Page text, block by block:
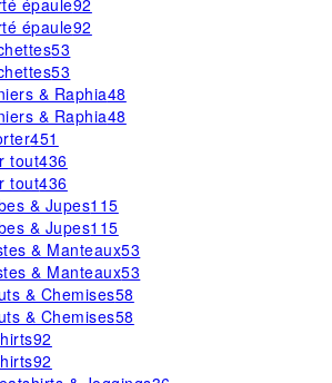
épaule92
épaule92
53
53
& Raphia48
& Raphia48
451
tout436
tout436
& Jupes115
& Jupes115
& Manteaux53
& Manteaux53
& Chemises58
& Chemises58
92
92